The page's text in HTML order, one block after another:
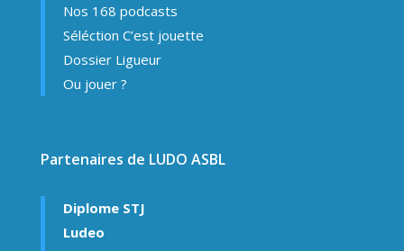
Nos 168 podcasts
Séléction C’est jouette
Dossier Ligueur
Ou jouer ?
Partenaires de LUDO ASBL
Diplome STJ
Ludeo